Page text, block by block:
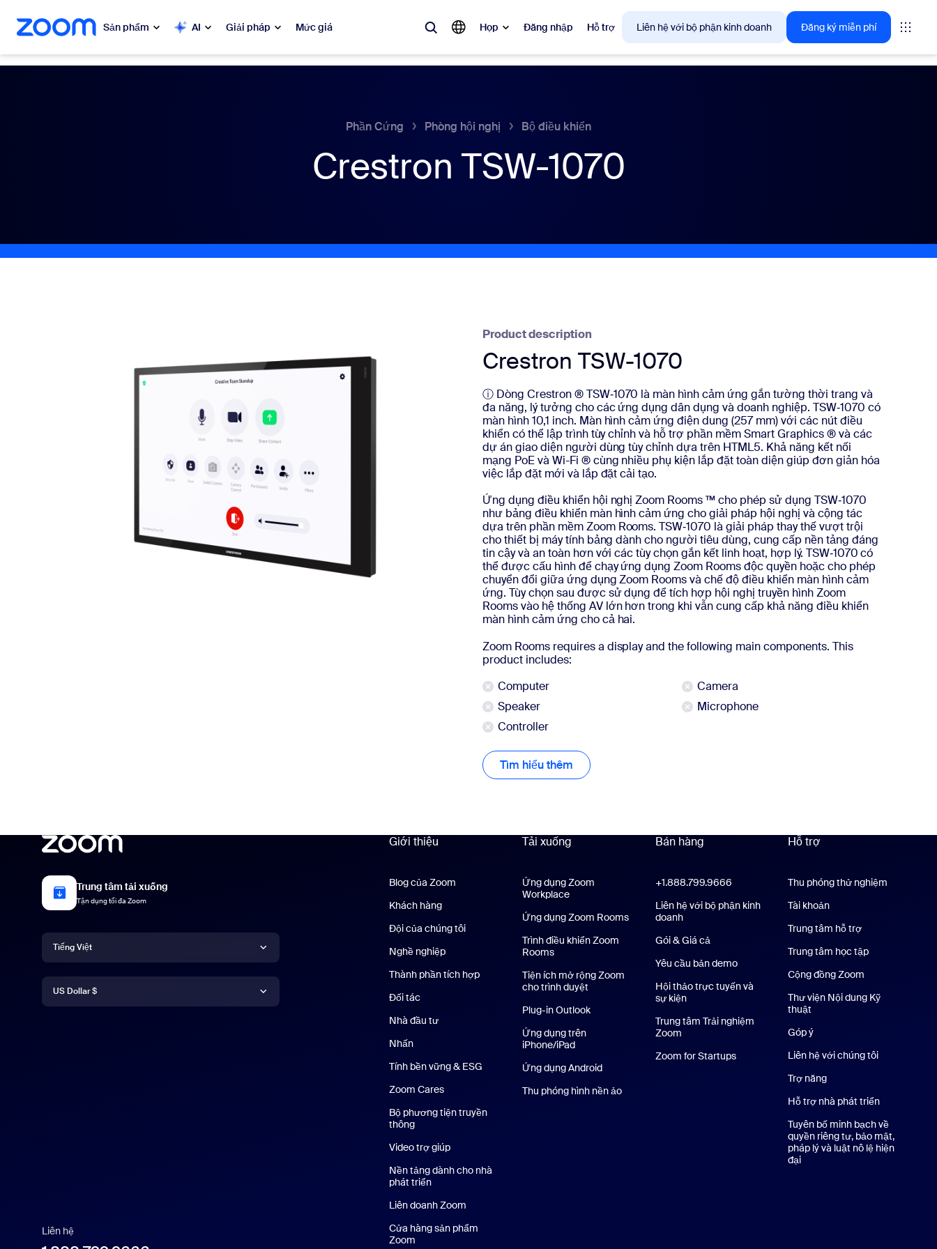
đến nội dung chính
trò chuyện trợ giúpSản phẩm AI Giải pháp Mức giá Họp Đăng nhập Hỗ trợ Liên hệ với bộ phận kinh doanh Đăng ký miễn phí
Zoom AI
My Notes Meetings
Liên hệ
+1.888.799.9666 /+1.888.303.1012
Phần Cứng Phòng hội nghị Bộ điều khiển
Crestron TSW-1070
Product description
Crestron TSW-1070
ⓘ Dòng Crestron ® TSW‑1070 là màn hình cảm ứng gắn tường thời trang và
đa năng, lý tưởng cho các ứng dụng dân dụng và doanh nghiệp. TSW‑1070 có
màn hình 10,1 inch. Màn hình cảm ứng điện dung (257 mm) với các nút điều
khiển có thể lập trình tùy chỉnh và hỗ trợ phần mềm Smart Graphics ® và các
dự án giao diện người dùng tùy chỉnh dựa trên HTML5. Khả năng kết nối
mạng PoE và Wi-Fi ® cùng nhiều phụ kiện lắp đặt toàn diện giúp đơn giản hóa
việc lắp đặt mới và lắp đặt cải tạo.
Ứng dụng điều khiển hội nghị Zoom Rooms ™ cho phép sử dụng TSW‑1070
như bảng điều khiển màn hình cảm ứng cho giải pháp hội nghị và cộng tác
dựa trên phần mềm Zoom Rooms. TSW‑1070 là giải pháp thay thế vượt trội
cho thiết bị máy tính bảng dành cho người tiêu dùng, cung cấp nền tảng đáng
tin cậy và an toàn hơn với các tùy chọn gắn kết linh hoạt, hợp lý. TSW‑1070 có
thể được cấu hình để chạy ứng dụng Zoom Rooms độc quyền hoặc cho phép
chuyển đổi giữa ứng dụng Zoom Rooms và chế độ điều khiển màn hình cảm
ứng. Tùy chọn sau được sử dụng để tích hợp hội nghị truyền hình Zoom
Rooms vào hệ thống AV lớn hơn trong khi vẫn cung cấp khả năng điều khiển
màn hình cảm ứng cho cả hai.
Zoom Rooms requires a display and the following main components. This
product includes:
Computer
Camera
Speaker
Microphone
Controller
Tìm hiểu thêm Tìm hiểu thêm
Trung tâm tải xuống
Tận dụng tối đa Zoom
Ngôn ngữ
Tiếng Việt
Deutsch
日本語
Tiền tệ
US Dollar $
Liên hệ
Giới thiệu
Blog của Zoom Blog của Zoom
Khách hàng
Đội của chúng tôi
Nghề nghiệp
Thành phần tích hợp
Đối tác
Nhà đầu tư
Nhấn
Tính bền vững & ESG Tính bền vững & ESG
Zoom Cares
Bộ phương tiện truyền
thông
Video trợ giúp
Nền tảng dành cho nhà
phát triển
Liên doanh Zoom
Cửa hàng sản phẩm
Zoom
Tải xuống
Ứng dụng Zoom
WorkplaceỨng dụng Zoom Workplace
Ứng dụng Zoom RoomsỨng dụng Zoom Rooms
Trình điều khiển Zoom
Rooms
Tiện ích mở rộng Zoom
cho trình duyệt
Plug-in Outlook
Ứng dụng trên
iPhone/iPadỨng dụng trên iPhone/iPad
Ứng dụng AndroidỨng dụng Android
Thu phóng hình nền ảoNền ảo Zoom
Bán hàng
+1.888.799.9666
Liên hệ với bộ phận kinh
doanh
Gói & Giá cảGói dịch vụ và Mức giá
Yêu cầu bản demoYêu cầu demo
Hội thảo trực tuyến và
sự kiện
Trung tâm Trải nghiệm
Zoom Trung tâm Trải nghiệm Zoom
Zoom for StartupsZoom for Startups
Hỗ trợ
Hỗ trợ
Thu phóng thử nghiệm
Tài khoản
Trung tâm hỗ trợ
Trung tâm học tập
Cộng đồng Zoom
Thư viện Nội dung Kỹ
thuật
Góp ý
Liên hệ với chúng tôi
Trợ năng
Hỗ trợ nhà phát triển
Tuyên bố minh bạch về
quyền riêng tư, bảo mật,
pháp lý và luật nô lệ hiện
đại